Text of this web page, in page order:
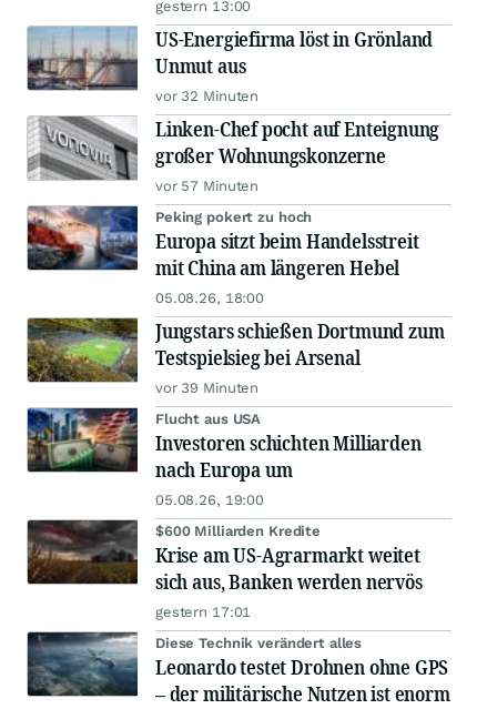
gestern 13:00
US-Energiefirma löst in Grönland
Unmut aus
vor 32 Minuten
Linken-Chef pocht auf Enteignung
großer Wohnungskonzerne
vor 57 Minuten
Peking pokert zu hoch
Europa sitzt beim Handelsstreit
mit China am längeren Hebel
05.08.26, 18:00
Jungstars schießen Dortmund zum
Testspielsieg bei Arsenal
vor 39 Minuten
Flucht aus USA
Investoren schichten Milliarden
nach Europa um
05.08.26, 19:00
$600 Milliarden Kredite
Krise am US-Agrarmarkt weitet
sich aus, Banken werden nervös
gestern 17:01
Diese Technik verändert alles
Leonardo testet Drohnen ohne GPS
– der militärische Nutzen ist enorm